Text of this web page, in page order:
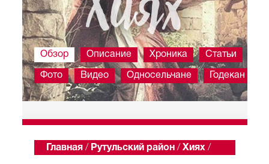
Обзор Описание Хроника Статьи
Фото Видео Односельчане Годекан
Главная / Рутульский район / Хиях /